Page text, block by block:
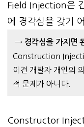
Field Injection은
에 경각심을 갖기
→ 경각심을 가지면
Construction
이건 개발자 개인의
적 문제가 아니다.
Constructor